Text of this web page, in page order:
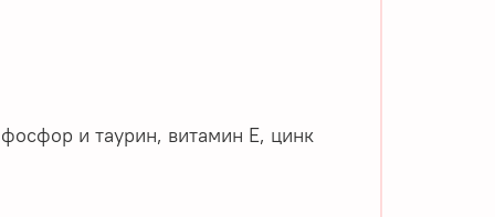
и таурин, витамин Е, цинк